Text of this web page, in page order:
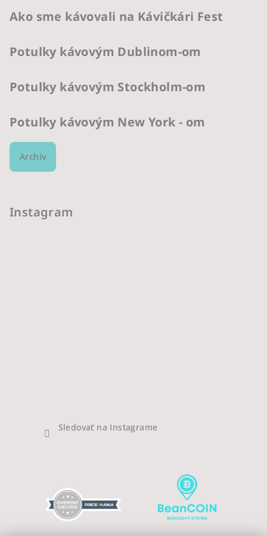
Ako sme kávovali na Kávičkári Fest
Potulky kávovým Dublinom-om
Potulky kávovým Stockholm-om
Potulky kávovým New York - om
Archív
Instagram
Sledovať na Instagrame